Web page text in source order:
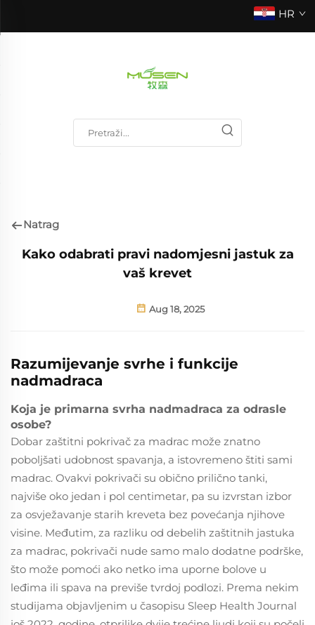
HR
Natrag
Kako odabrati pravi nadomjesni jastuk za
vaš krevet
Aug 18, 2025
Razumijevanje svrhe i funkcije
nadmadraca
Koja je primarna svrha nadmadraca za odrasle
osobe?
Dobar zaštitni pokrivač za madrac može znatno
poboljšati udobnost spavanja, a istovremeno štiti sami
madrac. Ovakvi pokrivači su obično prilično tanki,
najviše oko jedan i pol centimetar, pa su izvrstan izbor
za osvježavanje starih kreveta bez povećanja njihove
visine. Međutim, za razliku od debelih zaštitnih jastuka
za madrac, pokrivači nude samo malo dodatne podrške,
što može pomoći ako netko ima uporne bolove u
leđima ili spava na previše tvrdoj podlozi. Prema nekim
studijama objavljenim u časopisu Sleep Health Journal